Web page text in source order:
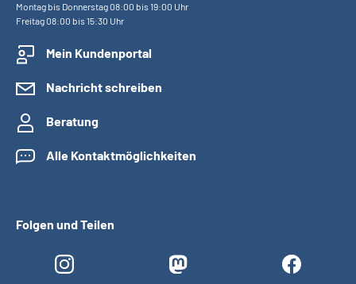
Montag bis Donnerstag 08:00 bis 19:00 Uhr
Freitag 08:00 bis 15:30 Uhr
Mein Kundenportal
Nachricht schreiben
Beratung
Alle Kontaktmöglichkeiten
Folgen und Teilen